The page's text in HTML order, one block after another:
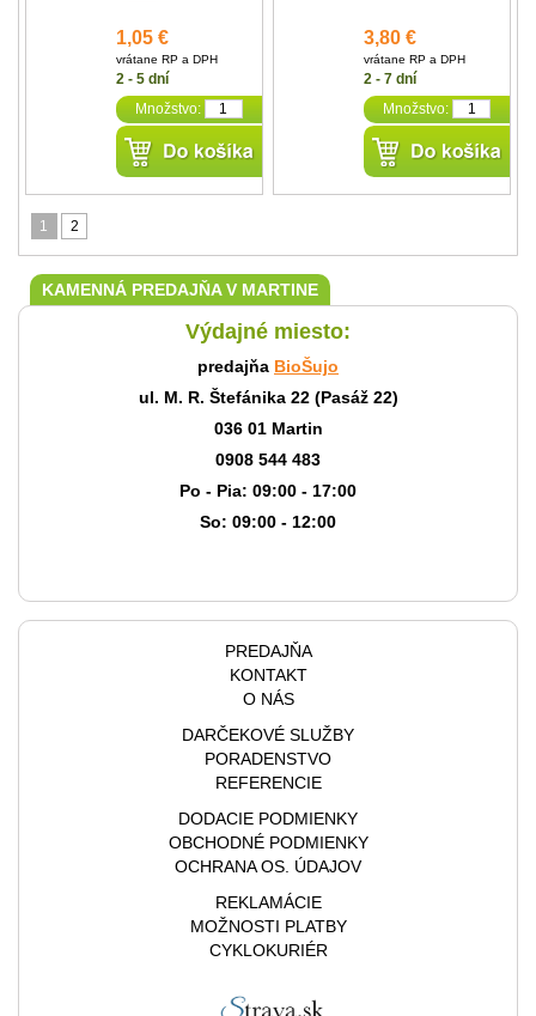
1,05 €
vrátane RP a DPH
2 - 5 dní
Množstvo:
3,80 €
vrátane RP a DPH
2 - 7 dní
Množstvo:
1 2
KAMENNÁ PREDAJŇA V MARTINE
Výdajné miesto:
predajňa BioŠujo
ul. M. R. Štefánika 22 (Pasáž 22)
036 01 Martin
0908 544 483
Po - Pia: 09:00 - 17:00
So: 09:00 - 12:00
PREDAJŇA
KONTAKT
O NÁS
DARČEKOVÉ SLUŽBY
PORADENSTVO
REFERENCIE
DODACIE PODMIENKY
OBCHODNÉ PODMIENKY
OCHRANA OS. ÚDAJOV
REKLAMÁCIE
MOŽNOSTI PLATBY
CYKLOKURIÉR